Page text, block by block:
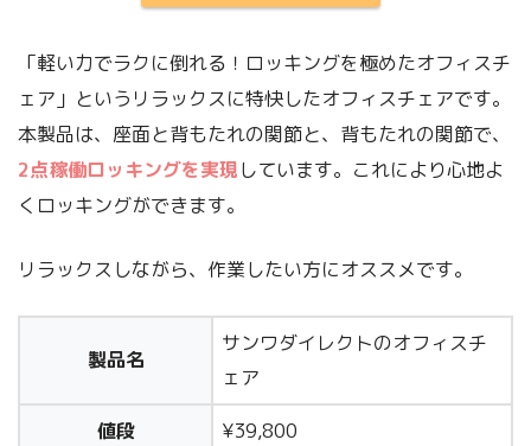
「軽い力でラクに倒れる！ロッキングを極めたオフィスチ
ェア」というリラックスに特快したオフィスチェアです。
本製品は、座面と背もたれの関節と、背もたれの関節で、
2点稼働ロッキングを実現しています。これにより心地よ
くロッキングができます。
リラックスしながら、作業したい方にオススメです。
製品名
サンワダイレクトのオフィスチ
ェア
値段 ¥39,800